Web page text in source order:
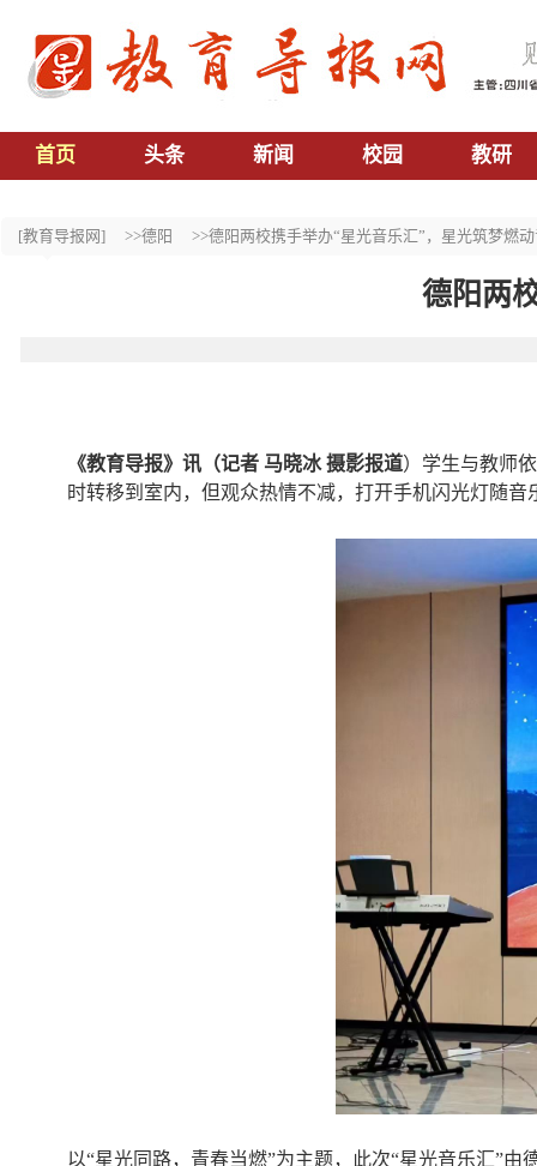
首页 头条 新闻 校园 教研
[教育导报网] >>德阳 >>德阳两校携手举办“星光音乐汇”，星光筑梦燃
德阳两
《教育导报》 讯（记者 马晓冰 摄影报道）学生与教师
时转移到室内，但观众热情不减，打开手机闪光灯随音
以“星光同路，青春当燃”为主题，此次“星光音乐汇”由